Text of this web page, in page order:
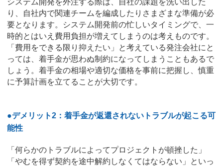
システム開発を外注する際は、自社の課題を洗い出した
り、自社内で関連チームを編成したりさまざまな準備が必
要となります。システム開発前の忙しいタイミングで、一
時的とはいえ費用負担が増えてしまうのは考えものです。
「費用をできる限り抑えたい」と考えている発注会社にと
っては、着手金が思わぬ制約になってしまうこともあるで
しょう。着手金の相場や適切な価格を事前に把握し、慎重
に予算計画を立てることが大切です。
●デメリット2：着手金が返還されないトラブルが起こる可
能性
「何らかのトラブルによってプロジェクトが頓挫した」
「やむを得ず契約を途中解約しなくてはならない」といっ